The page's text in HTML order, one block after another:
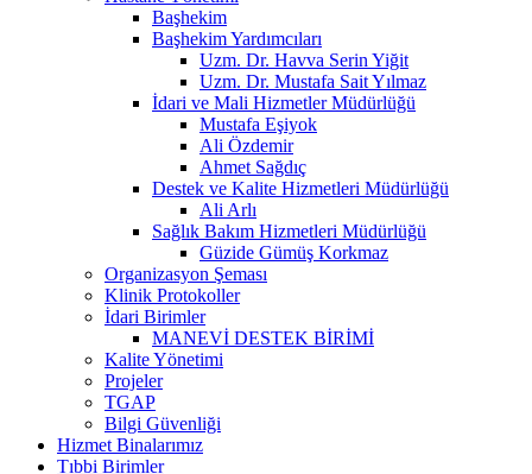
Başhekim
Başhekim Yardımcıları
Uzm. Dr. Havva Serin Yiğit
Uzm. Dr. Mustafa Sait Yılmaz
İdari ve Mali Hizmetler Müdürlüğü
Mustafa Eşiyok
Ali Özdemir
Ahmet Sağdıç
Destek ve Kalite Hizmetleri Müdürlüğü
Ali Arlı
Sağlık Bakım Hizmetleri Müdürlüğü
Güzide Gümüş Korkmaz
Organizasyon Şeması
Klinik Protokoller
İdari Birimler
MANEVİ DESTEK BİRİMİ
Kalite Yönetimi
Projeler
TGAP
Bilgi Güvenliği
Hizmet Binalarımız
Tıbbi Birimler